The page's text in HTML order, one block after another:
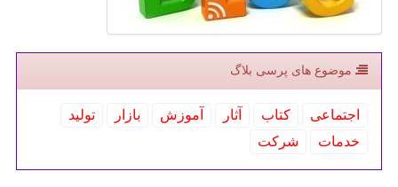
موضوع های پرسی بلاگ
اجتماعی كتاب آثار آموزش بازار
تولید
خدمات
شركت